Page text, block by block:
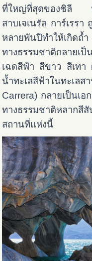
ที่ใหญ่ที่สุดของชิลี หิ
สาบเจเนรัล การ์เรร
หลายพันปีทำให้เกิดถ้
ทางธรรมชาติกลายเป็
เฉดสีฟ้า สีขาว สีเทา
น้ำทะเลสีฟ้าในทะเล
Carrera) กลายเป็นเ
ทางธรรมชาติหลากสี
สถานที่แห่งนี้